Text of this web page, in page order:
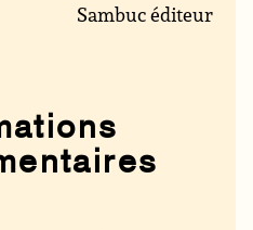
Sambuc éditeur